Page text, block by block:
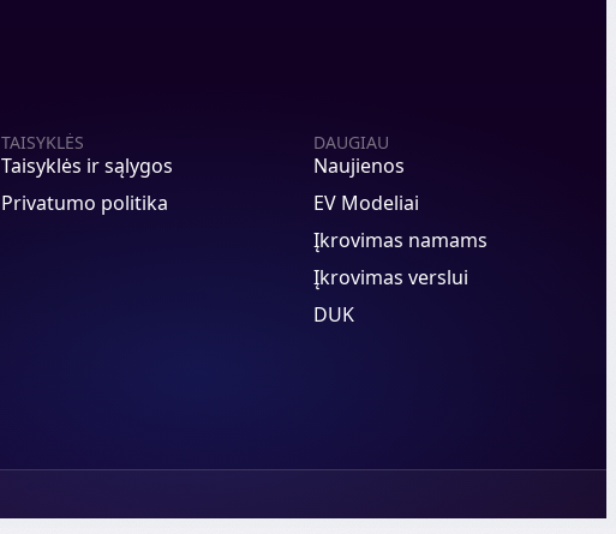
TAISYKLĖS
Taisyklės ir sąlygos
Privatumo politika
DAUGIAU
Naujienos
EV Modeliai
Įkrovimas namams
Įkrovimas verslui
DUK